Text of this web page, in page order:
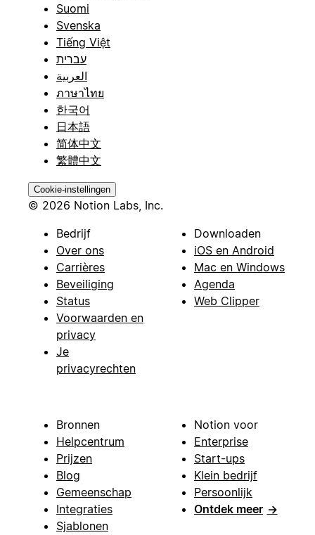
Suomi
Svenska
Tiếng Việt
עברית
العربية
ภาษาไทย
한국어
日本語
简体中文
繁體中文
Cookie-instellingen
© 2026 Notion Labs, Inc.
Bedrijf
Over ons
Carrières
Beveiliging
Status
Voorwaarden en
privacy
Je
privacyrechten
Downloaden
iOS en Android
Mac en Windows
Agenda
Web Clipper
Bronnen
Helpcentrum
Prijzen
Blog
Gemeenschap
Integraties
Sjablonen
Notion voor
Enterprise
Start-ups
Klein bedrijf
Persoonlijk
Ontdek meer →